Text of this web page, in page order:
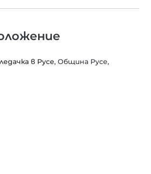
в Русе, Община Русе,